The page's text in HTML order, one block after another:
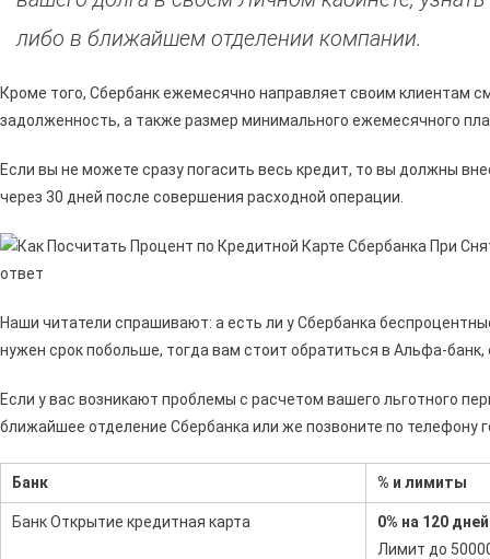
либо в ближайшем отделении компании.
Кроме того, Сбербанк ежемесячно направляет своим клиентам
задолженность, а также размер минимального ежемесячного
Если вы не можете сразу погасить весь кредит, то вы должны
через 30 дней после совершения расходной операции.
Наши читатели спрашивают: а есть ли у Сбербанка
нужен срок побольше, тогда вам стоит обратиться в Альфа-
Если у вас возникают проблемы с расчетом вашего льготного
ближайшее отделение Сбербанка или же позвоните по телефону
Банк % и лимиты
Банк Открытие кредитная карта
0% на 120
Лимит до